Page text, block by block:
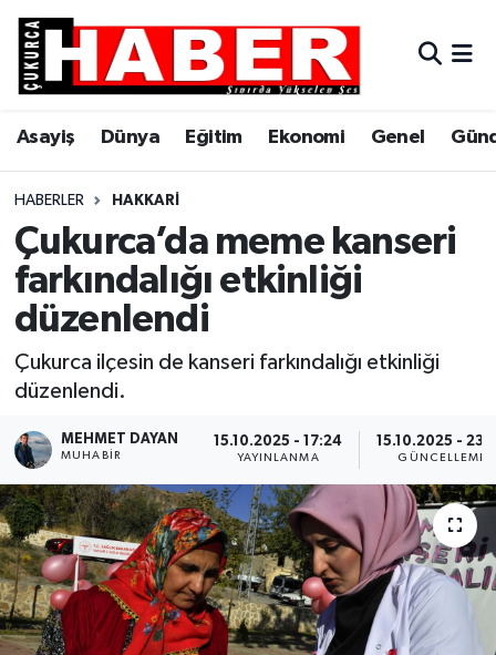
Asayiş Dünya Eğitim Ekonomi Genel
HABERLER HAKKARI
Çukurca’da meme kanseri
farkındalığı etkinliği
düzenlendi
Çukurca ilçesin de kanseri farkındalığı etkinliği
düzenlendi.
MEHMET DAYAN
MUHABIR
15.10.2025 - 17:24
YAYINLANMA
15.10.2025 -
GÜNCELLEME
Asayiş
Dünya
Eğitim
Ekonomi
Genel
Gündem
Son Dakika
Teknoloji
Yaşam
Hava Durumu
Trafik Durumu
Süper Lig Puan Durumu ve Fikstür
Tüm Manşetler
Son Dakika Haberleri
Haber Arşivi